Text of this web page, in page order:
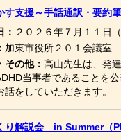
す支援～手話通訳・要約
： ２０２６年７月１１日
加東市役所２０１会議室
その他： 高山先生は、発
当事者であることを
話をしていただきます。
り解説会 in Summer（